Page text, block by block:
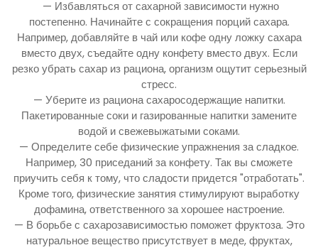
— Избавляться от сахарной зависимости нужно
постепенно. Начинайте с сокращения порций сахара.
Например, добавляйте в чай или кофе одну ложку сахара
вместо двух, съедайте одну конфету вместо двух. Если
резко убрать сахар из рациона, организм ощутит серьезный
стресс.
— Уберите из рациона сахаросодержащие напитки.
Пакетированные соки и газированные напитки замените
водой и свежевыжатыми соками.
— Определите себе физические упражнения за сладкое.
Например, 30 приседаний за конфету. Так вы сможете
приучить себя к тому, что сладости придется "отработать".
Кроме того, физические занятия стимулируют выработку
дофамина, ответственного за хорошее настроение.
— В борьбе с сахарозависимостью поможет фруктоза. Это
натуральное вещество присутствует в меде, фруктах,